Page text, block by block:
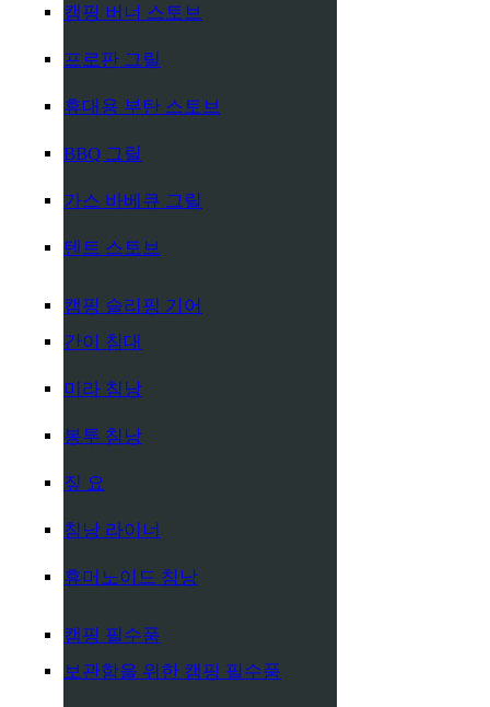
캠핑 버너 스토브
프로판 그릴
휴대용 부탄 스토브
BBQ 그릴
가스 바베큐 그릴
텐트 스토브
캠핑 슬리핑 기어
간이 침대
미라 침낭
봉투 침낭
짚 요
침낭 라이너
휴머노이드 침낭
캠핑 필수품
보관함을 위한 캠핑 필수품